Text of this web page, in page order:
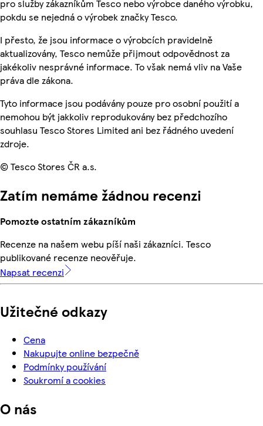
pro služby zákazníkům Tesco nebo výrobce daného výrobku,
pokdu se nejedná o výrobek značky Tesco.
I přesto, že jsou informace o výrobcích pravidelně
aktualizovány, Tesco nemůže přijmout odpovědnost za
jakékoliv nesprávné informace. To však nemá vliv na Vaše
práva dle zákona.
Tyto informace jsou podávány pouze pro osobní použití a
nemohou být jakkoliv reprodukovány bez předchozího
souhlasu Tesco Stores Limited ani bez řádného uvedení
zdroje.
© Tesco Stores ČR a.s.
Zatím nemáme žádnou recenzi
Pomozte ostatním zákazníkům
Recenze na našem webu píší naši zákazníci. Tesco
publikované recenze neověřuje.
Napsat recenzi
Užitečné odkazy
Cena
Nakupujte online bezpečně
Podmínky používání
Soukromí a cookies
O nás